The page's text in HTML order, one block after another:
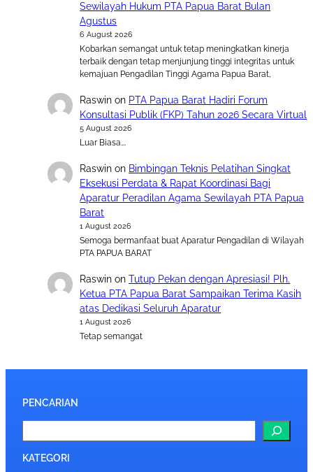
Sewilayah Hukum PTA Papua Barat Bulan
Agustus
6 August 2026
Kobarkan semangat untuk tetap meningkatkan kinerja
terbaik dengan tetap menjunjung tinggi integritas untuk
kemajuan Pengadilan Tinggi Agama Papua Barat,
Raswin on PTA Papua Barat Hadiri Forum
Konsultasi Publik (FKP) Tahun 2026 Secara Virtual
5 August 2026
Luar Biasa….
Raswin on Bimbingan Teknis Pelatihan Singkat
Eksekusi Perdata & Rapat Koordinasi Bagi
Aparatur Peradilan Agama Sewilayah PTA Papua
Barat
1 August 2026
Semoga bermanfaat buat Aparatur Pengadilan di Wilayah
PTA PAPUA BARAT
Raswin onTutup Pekan dengan Apresiasi! Plh.
Ketua PTA Papua Barat Sampaikan Terima Kasih
atas Dedikasi Seluruh Aparatur
1 August 2026
Tetap semangat
PENCARIAN
e
aKATEGORI